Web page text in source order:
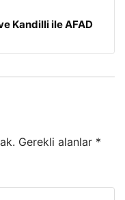
Kandilli ile AFAD
Gerekli alanlar *